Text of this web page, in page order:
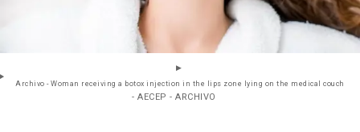
Archivo - Woman receiving a botox injection in the lips zone lying on the medical couch
- AECEP - ARCHIVO